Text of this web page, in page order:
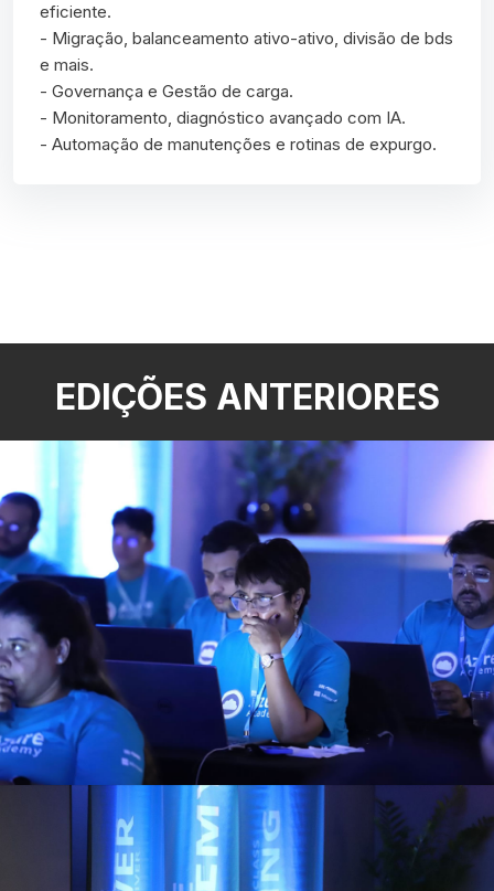
eficiente.
- Migração, balanceamento ativo-ativo, divisão de bds
e mais.
- Governança e Gestão de carga.
- Monitoramento, diagnóstico avançado com IA.
- Automação de manutenções e rotinas de expurgo.
EDIÇÕES ANTERIORES